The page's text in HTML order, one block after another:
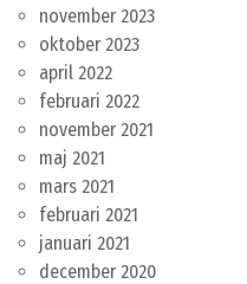
november 2023
oktober 2023
april 2022
februari 2022
november 2021
maj 2021
mars 2021
februari 2021
januari 2021
december 2020